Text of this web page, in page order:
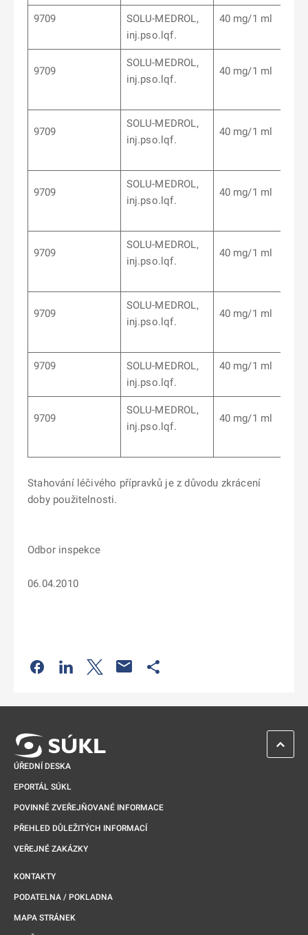
9709
SOLU-MEDROL,
inj.pso.lqf.
40 mg/1 ml
9709
SOLU-MEDROL,
inj.pso.lqf.
40 mg/1 ml
9709
SOLU-MEDROL,
inj.pso.lqf.
40 mg/1 ml
9709
SOLU-MEDROL,
inj.pso.lqf.
40 mg/1 ml
9709
SOLU-MEDROL,
inj.pso.lqf.
40 mg/1 ml
9709
SOLU-MEDROL,
inj.pso.lqf.
40 mg/1 ml
9709
SOLU-MEDROL,
inj.pso.lqf.
40 mg/1 ml
9709
SOLU-MEDROL,
inj.pso.lqf.
40 mg/1 ml
Stahování léčivého přípravků je z důvodu zkrácení
doby použitelnosti.
Odbor inspekce
06.04.2010
Odkaz se otevře na nové kartě
Odkaz se otevře na nové kartě
Odkaz se otevře na nové kartě
ÚŘEDNÍ DESKA
EPORTÁL SÚKL
POVINNĚ ZVEŘEJŇOVANÉ INFORMACE
PŘEHLED DŮLEŽITÝCH INFORMACÍ
VEŘEJNÉ ZAKÁZKY
KONTAKTY
PODATELNA / POKLADNA
MAPA STRÁNEK
ZPĚT